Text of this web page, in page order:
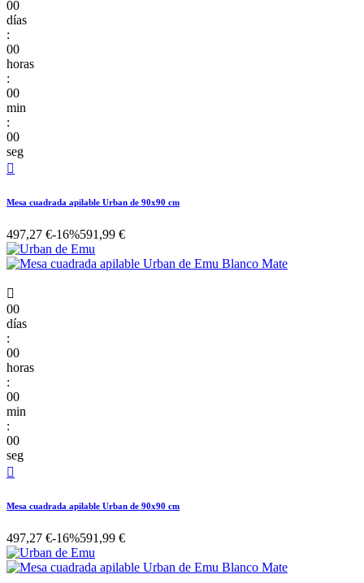
00
días
:
00
horas
:
00
min
:
00
seg

Mesa cuadrada apilable Urban de 90x90 cm
497,27 €-16%591,99 €

00
días
:
00
horas
:
00
min
:
00
seg

Mesa cuadrada apilable Urban de 90x90 cm
497,27 €-16%591,99 €